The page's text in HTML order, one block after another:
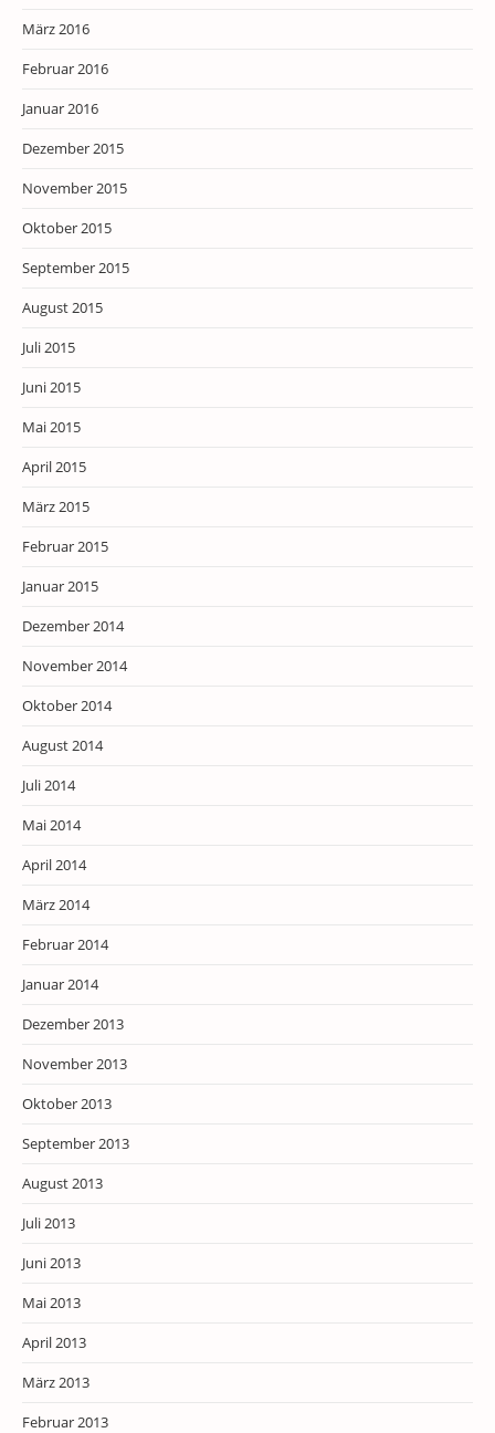
März 2016
Februar 2016
Januar 2016
Dezember 2015
November 2015
Oktober 2015
September 2015
August 2015
Juli 2015
Juni 2015
Mai 2015
April 2015
März 2015
Februar 2015
Januar 2015
Dezember 2014
November 2014
Oktober 2014
August 2014
Juli 2014
Mai 2014
April 2014
März 2014
Februar 2014
Januar 2014
Dezember 2013
November 2013
Oktober 2013
September 2013
August 2013
Juli 2013
Juni 2013
Mai 2013
April 2013
März 2013
Februar 2013